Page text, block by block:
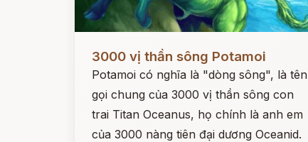
3000 vị thần sông Potamoi
Potamoi có nghĩa là "dòng sông", là tên
gọi chung của 3000 vị thần sông con
trai Titan Oceanus, họ chính là anh em
của 3000 nàng tiên đại dương Oceanid.